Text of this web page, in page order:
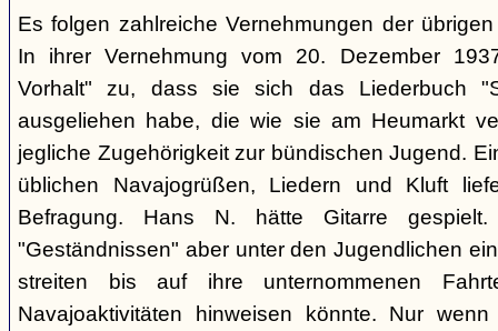
Es folgen zahlreiche Vernehmungen der
In ihrer Vernehmung vom 20. Dezember
Vorhalt" zu, dass sie sich das Liederbuch
ausgeliehen habe, die wie sie am Heumarkt
jegliche Zugehörigkeit zur bündischen Jugend.
üblichen Navajogrüßen, Liedern und Kluft
Befragung. Hans N. hätte Gitarre
"Geständnissen" aber unter den Jugendlichen
streiten bis auf ihre unternommenen
Navajoaktivitäten hinweisen könnte. Nur